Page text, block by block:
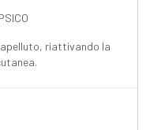
riattivando la